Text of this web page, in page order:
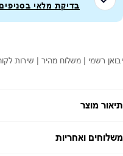
בדיקת מלאי
יבואן רשמי | משלוח מהיר | שירות
תיאור מוצר
משלוחים ואחריות